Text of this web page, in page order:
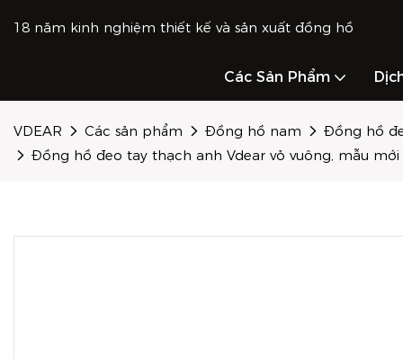
18 năm kinh nghiệm thiết kế và sản xuất đồng hồ
Các Sản Phẩm
VDEAR Các sản phẩm Đồng hồ nam
Đồng hồ
Đồng hồ đeo tay thạch anh Vdear vỏ vuông, mẫu